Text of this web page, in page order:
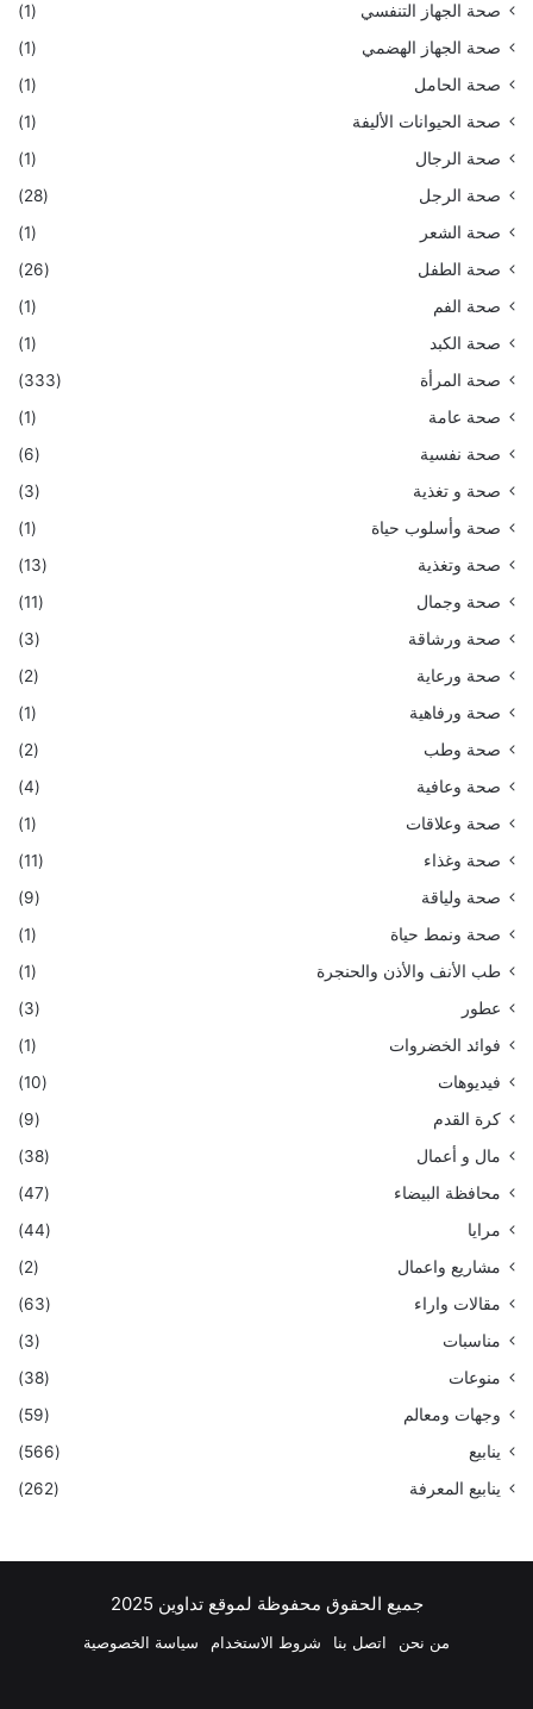
صحة الجهاز التنفسي
(1)
صحة الجهاز الهضمي
(1)
صحة الحامل
(1)
صحة الحيوانات الأليفة
(1)
صحة الرجال
(1)
صحة الرجل
(28)
صحة الشعر
(1)
صحة الطفل
(26)
صحة الفم
(1)
صحة الكبد
(1)
صحة المرأة
(333)
صحة عامة
(1)
صحة نفسية
(6)
صحة و تغذية
(3)
صحة وأسلوب حياة
(1)
صحة وتغذية
(13)
صحة وجمال
(11)
صحة ورشاقة
(3)
صحة ورعاية
(2)
صحة ورفاهية
(1)
صحة وطب
(2)
صحة وعافية
(4)
صحة وعلاقات
(1)
صحة وغذاء
(11)
صحة ولياقة
(9)
صحة ونمط حياة
(1)
طب الأنف والأذن والحنجرة
(1)
عطور
(3)
فوائد الخضروات
(1)
فيديوهات
(10)
كرة القدم
(9)
مال و أعمال
(38)
محافظة البيضاء
(47)
مرايا
(44)
مشاريع واعمال
(2)
مقالات واراء
(63)
مناسبات
(3)
منوعات
(38)
وجهات ومعالم
(59)
ينابيع
(566)
ينابيع المعرفة
(262)
جميع الحقوق محفوظة لموقع تداوين 2025
من نحن اتصل بنا شروط الاستخدام سياسة الخصوصية